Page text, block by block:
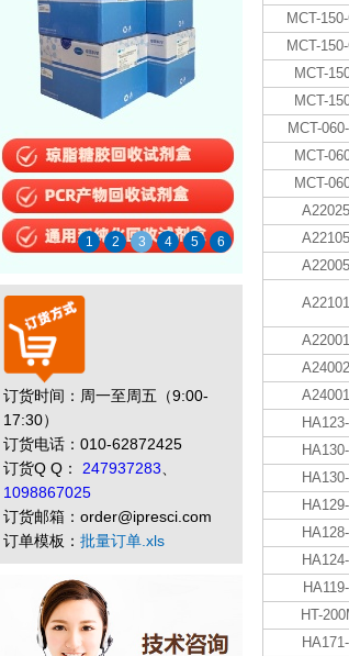
1 2 3 4 5 6
订货时间：周一至周五（9:00-
17:30）
订货电话：010-62872425
订货Q Q： 247937283
1098867025
订货邮箱：order@ipresci.com
订单模板： 批量订单.xls
MCT-
MCT-
MCT-
MCT-
MCT-
MCT-
MCT-
HT-